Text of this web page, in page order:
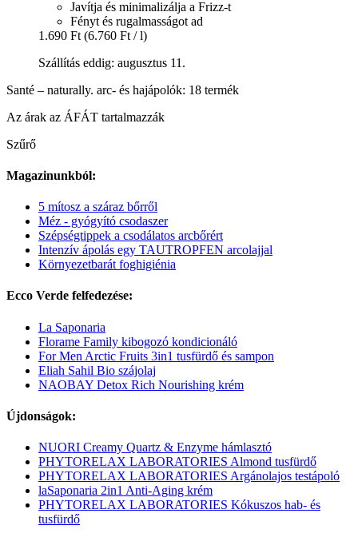
Javítja és minimalizálja a Frizz-t
Fényt és rugalmasságot ad
1.690 Ft (6.760 Ft / l)
Szállítás eddig: augusztus 11.
Santé – naturally. arc- és hajápolók: 18 termék
Az árak az ÁFÁT tartalmazzák
Szűrő
Magazinunkból:
5 mítosz a száraz bőrről
Méz - gyógyító csodaszer
Szépségtippek a csodálatos arcbőrért
Intenzív ápolás egy TAUTROPFEN arcolajjal
Környezetbarát foghigiénia
Ecco Verde felfedezése:
La Saponaria
Florame Family kibogozó kondicionáló
For Men Arctic Fruits 3in1 tusfürdő és sampon
Eliah Sahil Bio szájolaj
NAOBAY Detox Rich Nourishing krém
Újdonságok:
NUORI Creamy Quartz & Enzyme hámlasztó
PHYTORELAX LABORATORIES Almond tusfürdő
PHYTORELAX LABORATORIES Argánolajos testápoló
laSaponaria 2in1 Anti-Aging krém
PHYTORELAX LABORATORIES Kókuszos hab- és
tusfürdő